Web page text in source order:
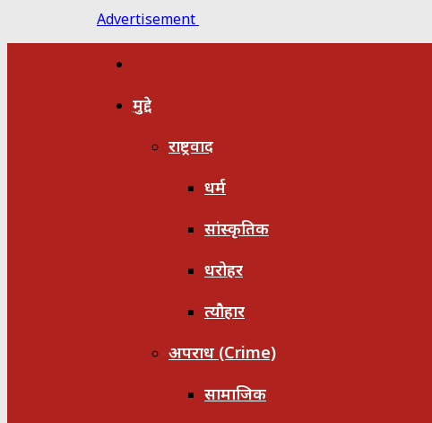
Advertisement
मुद्दे
राष्ट्रवाद
धर्म
सांस्कृतिक
धरोहर
त्यौहार
अपराध (Crime)
सामाजिक